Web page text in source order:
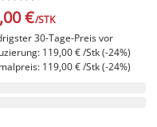
€/STK
30-Tage-Preis vor
119,00 € /Stk (-24%)
119,00 € /Stk (-24%)